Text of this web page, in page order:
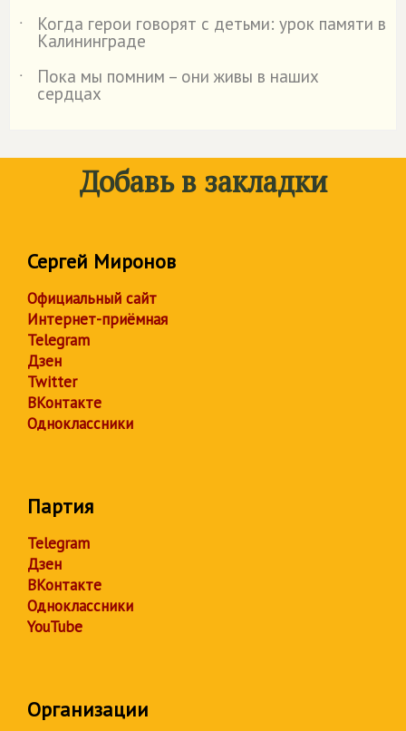
˙
Когда герои говорят с детьми: урок памяти в
Калининграде
˙
Пока мы помним – они живы в наших
сердцах
Добавь в закладки
Сергей Миронов
Официальный сайт
Интернет-приёмная
Telegram
Дзен
Twitter
ВКонтакте
Одноклассники
Партия
Telegram
Дзен
ВКонтакте
Одноклассники
YouTube
Организации